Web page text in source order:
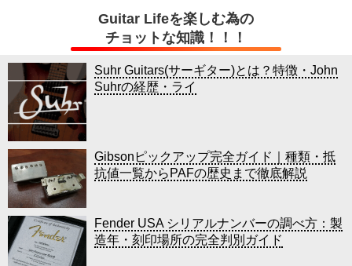
Guitar Lifeを楽しむ為の
チョットな知識！！！
Suhr Guitars(サーギター)とは？特徴・John
Suhrの経歴・ライ
Gibsonピックアップ完全ガイド｜種類・抵
抗値一覧からPAFの歴史まで徹底解説
Fender USA シリアルナンバーの調べ方：製
造年・刻印場所の完全判別ガイド